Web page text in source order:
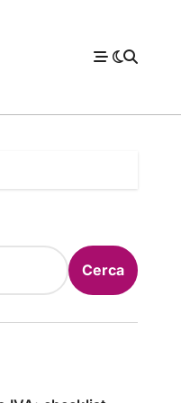
Cerca